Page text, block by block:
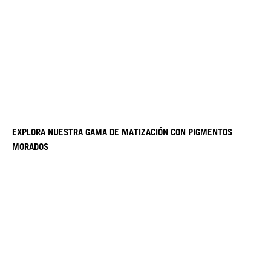
EXPLORA NUESTRA GAMA DE MATIZACIÓN CON PIGMENTOS
MORADOS